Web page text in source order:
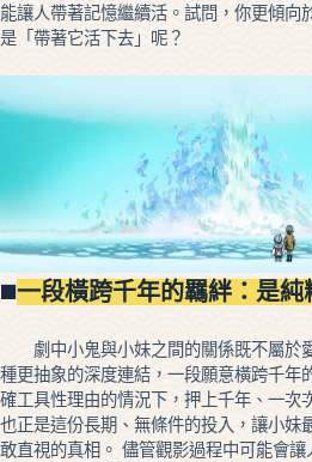
能讓人帶著記憶繼續活。試問，你更傾向
是「帶著它活下去」呢？
◼️一段橫跨千年的羈絆：是純
劇中小鬼與小妹之間的關係既不屬於
種更抽象的深度連結，一段願意橫跨千年
確工具性理由的情況下，押上千年、一次
也正是這份長期、無條件的投入，讓小妹
敢直視的真相。 儘管觀影過程中可能會